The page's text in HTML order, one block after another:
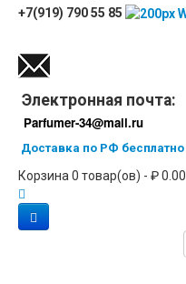
+7(919) 790 55 85
Электронная почта:
Parfumer-34@mail.ru
Доставка по РФ бесплатно
Корзина 0 товар(ов) - ₽ 0.00
Новинки
Доставка
Контакты